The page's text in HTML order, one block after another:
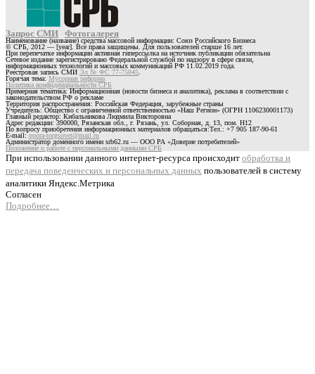
Запрос СМИ Фотогалерея
Наименование (название) средства массовой информации: Союз Российского Бизнеса
© СРБ, 2012 — [year]. Все права защищены. Для пользователей старше 16 лет.
При перепечатке информации активная гиперссылка на источник публикации обязательна
Сетевое издание зарегистрировано Федеральной службой по надзору в сфере связи,
информационных технологий и массовых коммуникаций РФ 11.02.2019 года.
Реестровая запись СМИ Эл № ФС 77-75045
Горячая тема: Мусорная реформа
Политика конфиденциальности СРБ
Примерная тематика: Информационная (новости бизнеса и аналитика), реклама в соответствии с
законодательством РФ о рекламе
Территория распространения: Российская Федерация, зарубежные страны
Учредитель: Общество с ограниченной ответственностью «Наш Регион» (ОГРН 1106230001173)
Главный редактор: Кибальникова Людмила Викторовна
Адрес редакции: 390000, Рязанская обл., г. Рязань, ул. Соборная, д. 13, пом. Н12
По вопросу приобретения информационных материалов обращаться:Тел.: +7 905 187-90-61
E-mail:opora-torgsovet@mail.ru
Администратор доменного имени srb62.ru — ООО РА «Доверие потребителей»
Положение о работе с персональными данными СРБ
При использовании данного интернет-ресурса происходит обработка и
передача поведенческих и персональных данных пользователей в систему
аналитики Яндекс.Метрика
Согласен
Подробнее…